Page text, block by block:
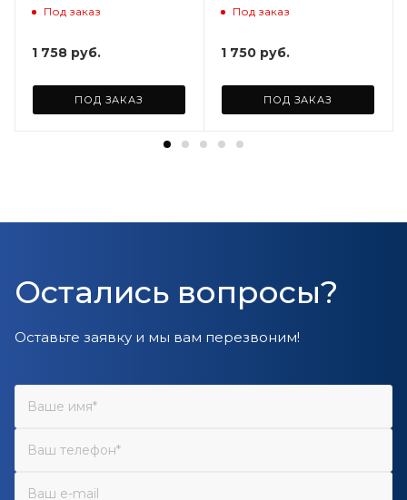
(Светло-бежевый)
Под заказ
1 758 руб.
ПОД ЗАКАЗ
ARD258086
Под заказ
1 750 руб.
ПОД ЗАКАЗ
Остались вопросы?
Оставьте заявку и мы вам перезвоним!